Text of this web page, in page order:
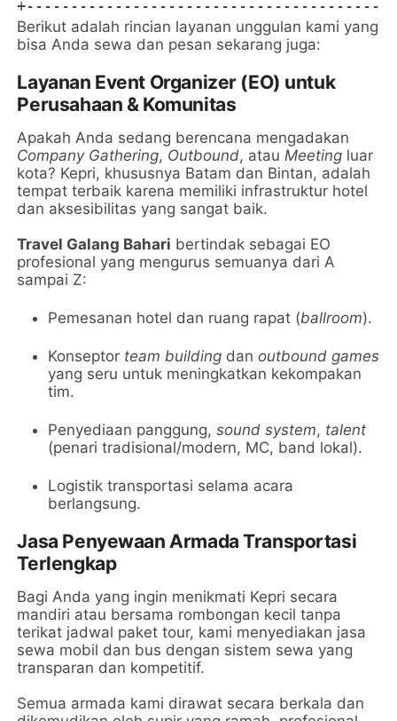
Berikut adalah rincian layanan unggulan kami yang
bisa Anda sewa dan pesan sekarang juga:
Layanan Event Organizer (EO) untuk
Perusahaan & Komunitas
Apakah Anda sedang berencana mengadakan
Company Gathering, Outbound, atau Meeting luar
kota? Kepri, khususnya Batam dan Bintan, adalah
tempat terbaik karena memiliki infrastruktur hotel
dan aksesibilitas yang sangat baik.
Travel Galang Bahari bertindak sebagai EO
profesional yang mengurus semuanya dari A
sampai Z:
Pemesanan hotel dan ruang rapat (ballroom).
Konseptor team building danoutbound games
yang seru untuk meningkatkan kekompakan
tim.
Penyediaan panggung,sound system, talent
(penari tradisional/modern, MC, band lokal).
Logistik transportasi selama acara
berlangsung.
Jasa Penyewaan Armada Transportasi
Terlengkap
Bagi Anda yang ingin menikmati Kepri secara
mandiri atau bersama rombongan kecil tanpa
terikat jadwal paket tour, kami menyediakan jasa
sewa mobil dan bus dengan sistem sewa yang
transparan dan kompetitif.
Semua armada kami dirawat secara berkala dan